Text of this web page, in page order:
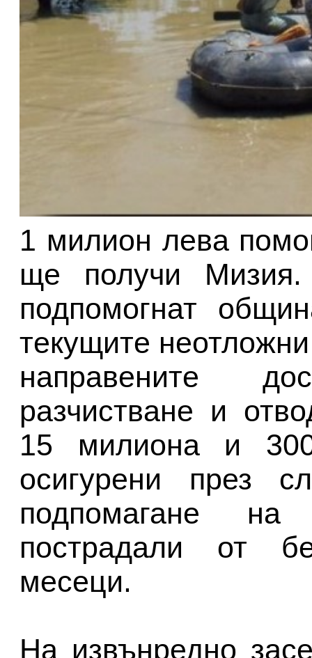
1 милион лева
ще получи
подпомогнат
текущите
направените
разчистване и
15 милиона и
осигурени през
подпомагане на
пострадали от
месеци.
На извънредно